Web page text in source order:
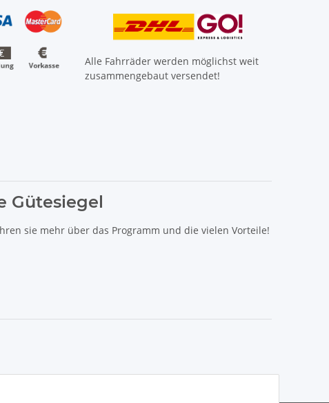
Alle Fahrräder werden möglichst weit
zusammengebaut versendet!
Gütesiegel
sie mehr über das Programm und die vielen Vorteile!